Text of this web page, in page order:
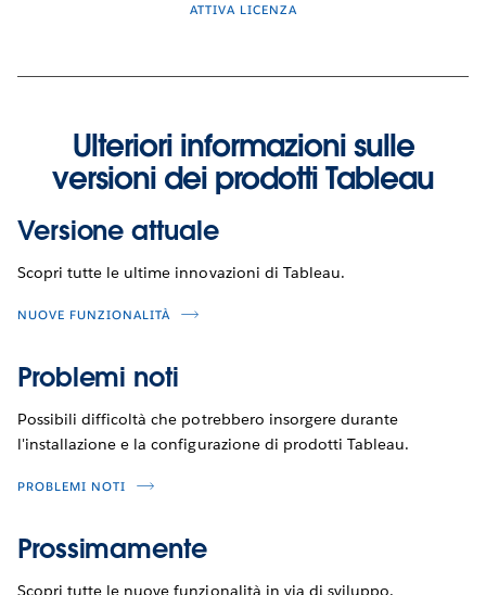
ATTIVA LICENZA
Ulteriori informazioni sulle
versioni dei prodotti Tableau
Versione attuale
Scopri tutte le ultime innovazioni di Tableau.
NUOVE FUNZIONALITÀ
Problemi noti
Possibili difficoltà che potrebbero insorgere durante
l'installazione e la configurazione di prodotti Tableau.
PROBLEMI NOTI
Prossimamente
Scopri tutte le nuove funzionalità in via di sviluppo.